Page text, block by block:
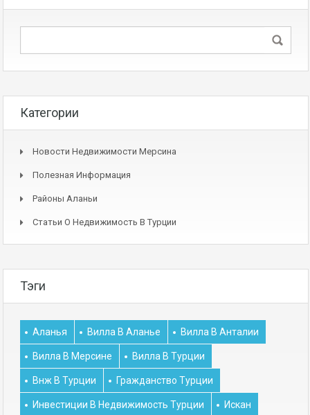
Категории
Новости Недвижимости Мерсина
Полезная Информация
Районы Аланьи
Статьи О Недвижимость В Турции
Тэги
Аланья Вилла В Аланье Вилла В Анталии
Вилла В Мерсине Вилла В Турции
Внж В Турции Гражданство Турции
Инвестиции В Недвижимость Турции Искан